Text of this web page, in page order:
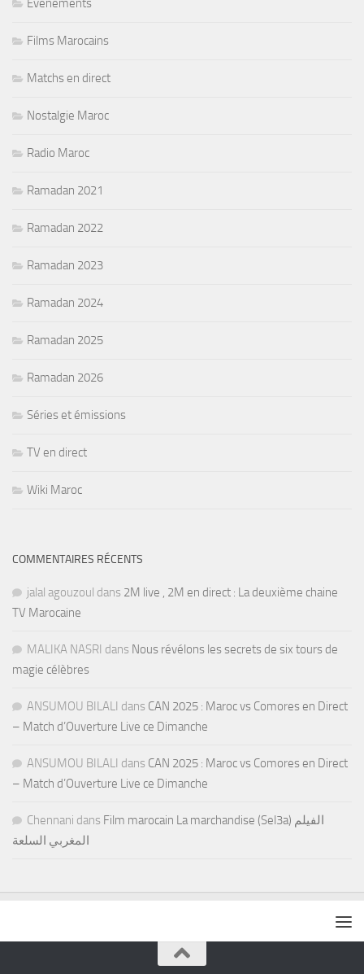
Evenements
Films Marocains
Matchs en direct
Nostalgie Maroc
Radio Maroc
Ramadan 2021
Ramadan 2022
Ramadan 2023
Ramadan 2024
Ramadan 2025
Ramadan 2026
Séries et émissions
TV en direct
Wiki Maroc
COMMENTAIRES RÉCENTS
jalal agouzoul dans 2M live , 2M en direct : La deuxième chaine
TV Marocaine
MALIKA NASRI dans Nous révélons les secrets de six tours de
magie célèbres
ANSUMOU BILALI dans CAN 2025 : Maroc vs Comores en Direct
– Match d’Ouverture Live ce Dimanche
ANSUMOU BILALI dans CAN 2025 : Maroc vs Comores en Direct
– Match d’Ouverture Live ce Dimanche
Chennani dans Film marocain La marchandise (Sel3a) الفيلم
المغربي السلعة